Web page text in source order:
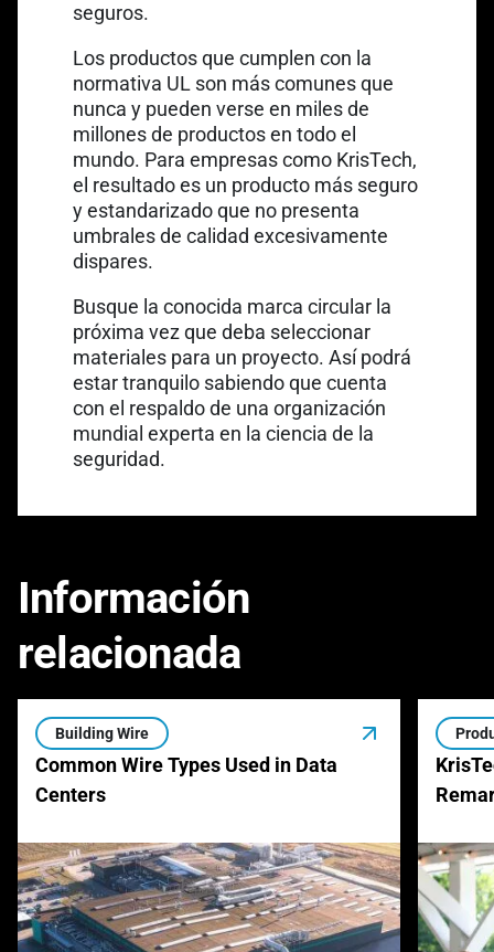
seguros.
Los productos que cumplen con la
normativa UL son más comunes que
nunca y pueden verse en miles de
millones de productos en todo el
mundo. Para empresas como KrisTech,
el resultado es un producto más seguro
y estandarizado que no presenta
umbrales de calidad excesivamente
dispares.
Busque la conocida marca circular la
próxima vez que deba seleccionar
materiales para un proyecto. Así podrá
estar tranquilo sabiendo que cuenta
con el respaldo de una organización
mundial experta en la ciencia de la
seguridad.
Información
relacionada
Building Wire
Common Wire Types Used in Data
Centers